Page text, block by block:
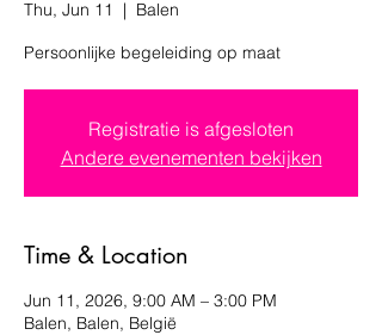
Thu, Jun 11
  |
Balen
Persoonlijke begeleiding op maat
Registratie is afgesloten
Andere evenementen bekijken
Time & Location
Jun 11, 2026, 9:00 AM – 3:00 PM
Balen, Balen, België